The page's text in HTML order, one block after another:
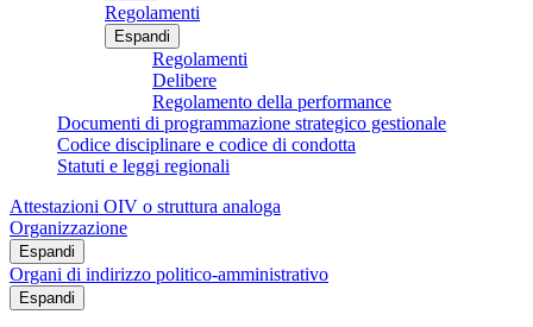
Regolamenti
Espandi
Regolamenti
Delibere
Regolamento della performance
Documenti di programmazione strategico gestionale
Codice disciplinare e codice di condotta
Statuti e leggi regionali
Attestazioni OIV o struttura analoga
Organizzazione
Espandi
Organi di indirizzo politico-amministrativo
Espandi